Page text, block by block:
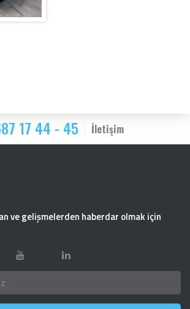
17 44 - 45 İletişim
ve gelişmelerden haberdar olmak için